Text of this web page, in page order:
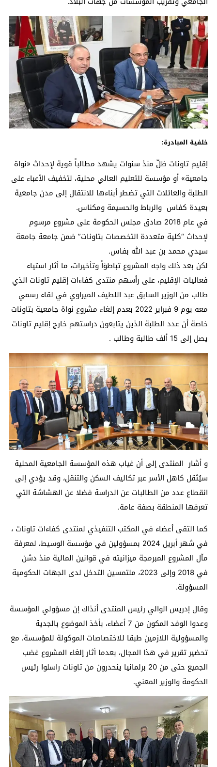
خلفية المبادرة:
إقليم تاونات ظلّ منذ سنوات يشهد مطالباً قوية لإحداث «نواة
جامعية» أو مؤسسة للتعليم العالي محلية، لتخفيف الأعباء على
الطلبة والعائلات التي تضطر أبناءها للانتقال إلى مدن جامعية
بعيدة كفاس والرباط والحسيمة ومكناس.
في عام 2018 صادق مجلس الحكومة على مشروع مرسوم
لإحداث “كلية متعددة التخصصات بتاونات” ضمن جامعة جامعة
سيدي محمد بن عبد الله بفاس.
لكن بعد ذلك واجه المشروع تباطؤاً وتأخيرات، ما أثار استياء
فعاليات الإقليم، على رأسهم منتدى كفاءات إقليم تاونات الذي
طالب من الوزير السابق عبد اللطيف الميراوي في لقاء رسمي
معه يوم 9 فبراير 2022 بعدم إلغاء مشروع نواة جامعية بتاونات
خاصة أن عدد الطلبة الذين يتابعون دراستهم خارج إقليم تاونات
يصل إلى 15 ألف طالبة وطالب .
و أشار المنتدى إلى أن غياب هذه المؤسسة الجامعية المحلية
سيُثقل كاهل الأسر عبر تكاليف السكن والتنقل، وقد يؤدي إلى
انقطاع عدد من الطالبات عن الدراسة فضلا عن الهشاشة التي
تعرفها المنطقة بصفة عامة.
كما التقى أعضاء في المكتب التنفيذي لمنتدى كفاءات تاونات ،
في شهر أبريل 2024 بمسؤولين في مؤسسة الوسيط، لمعرفة
مآل المشروع المبرمجة ميزانيته في قوانين المالية منذ دشن
في 2018 وإلى 2023، ملتمسين التدخل لدى الجهات الحكومية
المسؤولة.
وقال إدريس الوالي رئيس المنتدى أنذاك إن مسؤولي المؤسسة
وعدوا الوفد المكون من 7 أعضاء، بأخذ الموضوع بالجدية
والمسؤولية اللازمين طبقا للاختصاصات الموكولة للمؤسسة، مع
تحضير تقرير في هذا المجال، بعدما أثار إلغاء المشروع غضب
الجميع حتى من 20 برلمانيا ينحدرون من تاونات راسلوا رئيس
الحكومة والوزير المعني.